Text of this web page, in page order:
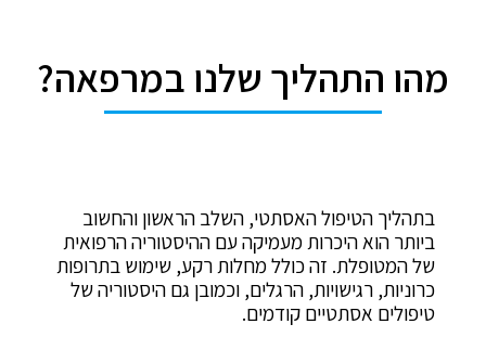
מהו התהליך שלנו במרפאה?
בתהליך הטיפול האסתטי, השלב הראשון והחשוב
ביותר הוא היכרות מעמיקה עם ההיסטוריה הרפואית
של המטופלת. זה כולל מחלות רקע, שימוש בתרופות
כרוניות, רגישויות, הרגלים, וכמובן גם היסטוריה של
טיפולים אסתטיים קודמים.